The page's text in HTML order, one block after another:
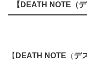
【 DEATH NOTE （
【 DEATH NOTE （デ